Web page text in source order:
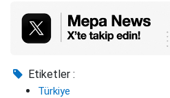
Etiketler :
Türkiye